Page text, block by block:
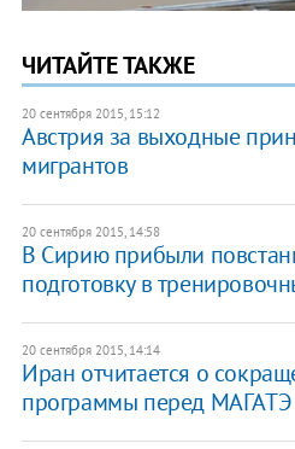
ЧИТАЙТЕ ТАКЖЕ
20 сентября 2015, 15:12
Австрия за выходные
мигрантов
20 сентября 2015, 14:58
В Сирию прибыли
подготовку в
20 сентября 2015, 14:14
Иран отчитается о
программы перед МАГАТЭ